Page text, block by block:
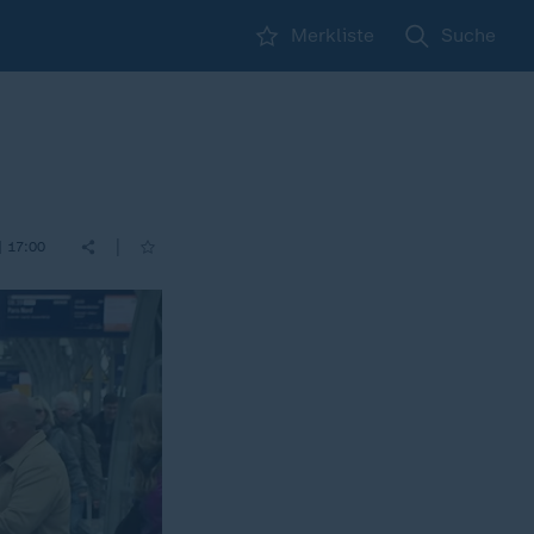
Merkliste Suche
17:00